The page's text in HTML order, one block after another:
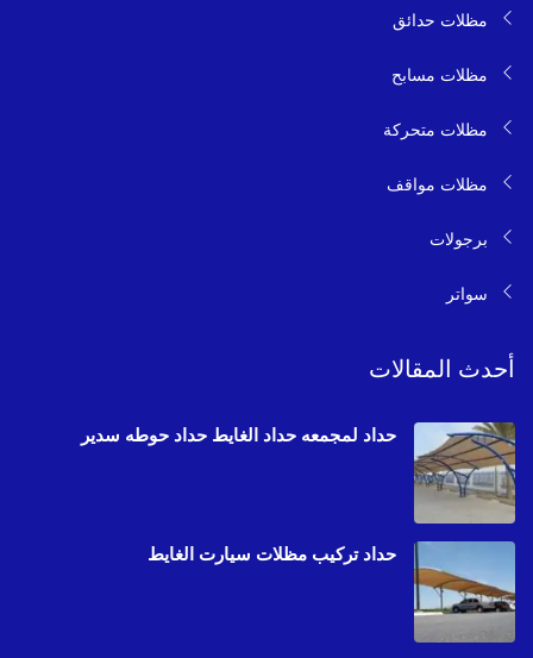
مظلات حدائق
مظلات مسابح
مظلات متحركة
مظلات مواقف
برجولات
سواتر
أحدث المقالات
حداد لمجمعه حداد الغايط حداد حوطه سدير
حداد تركيب مظلات سيارت الغايط